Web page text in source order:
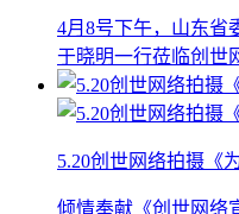
4月8号下午，山东省
于晓明一行莅临创世
5.20创世网络拍摄《
倾情奉献《创世网络